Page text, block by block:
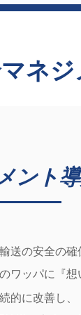
ネジ
ント
送の安全の確
ワッパに『想
的に改善し、